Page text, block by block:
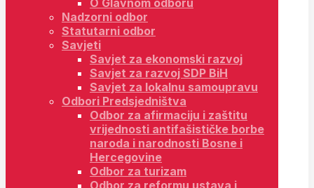
O Glavnom odboru
Nadzorni odbor
Statutarni odbor
Savjeti
Savjet za ekonomski razvoj
Savjet za razvoj SDP BiH
Savjet za lokalnu samoupravu
Odbori Predsjedništva
Odbor za afirmaciju i zaštitu
vrijednosti antifašističke borbe
naroda i narodnosti Bosne i
Hercegovine
Odbor za turizam
Odbor za reformu ustava i